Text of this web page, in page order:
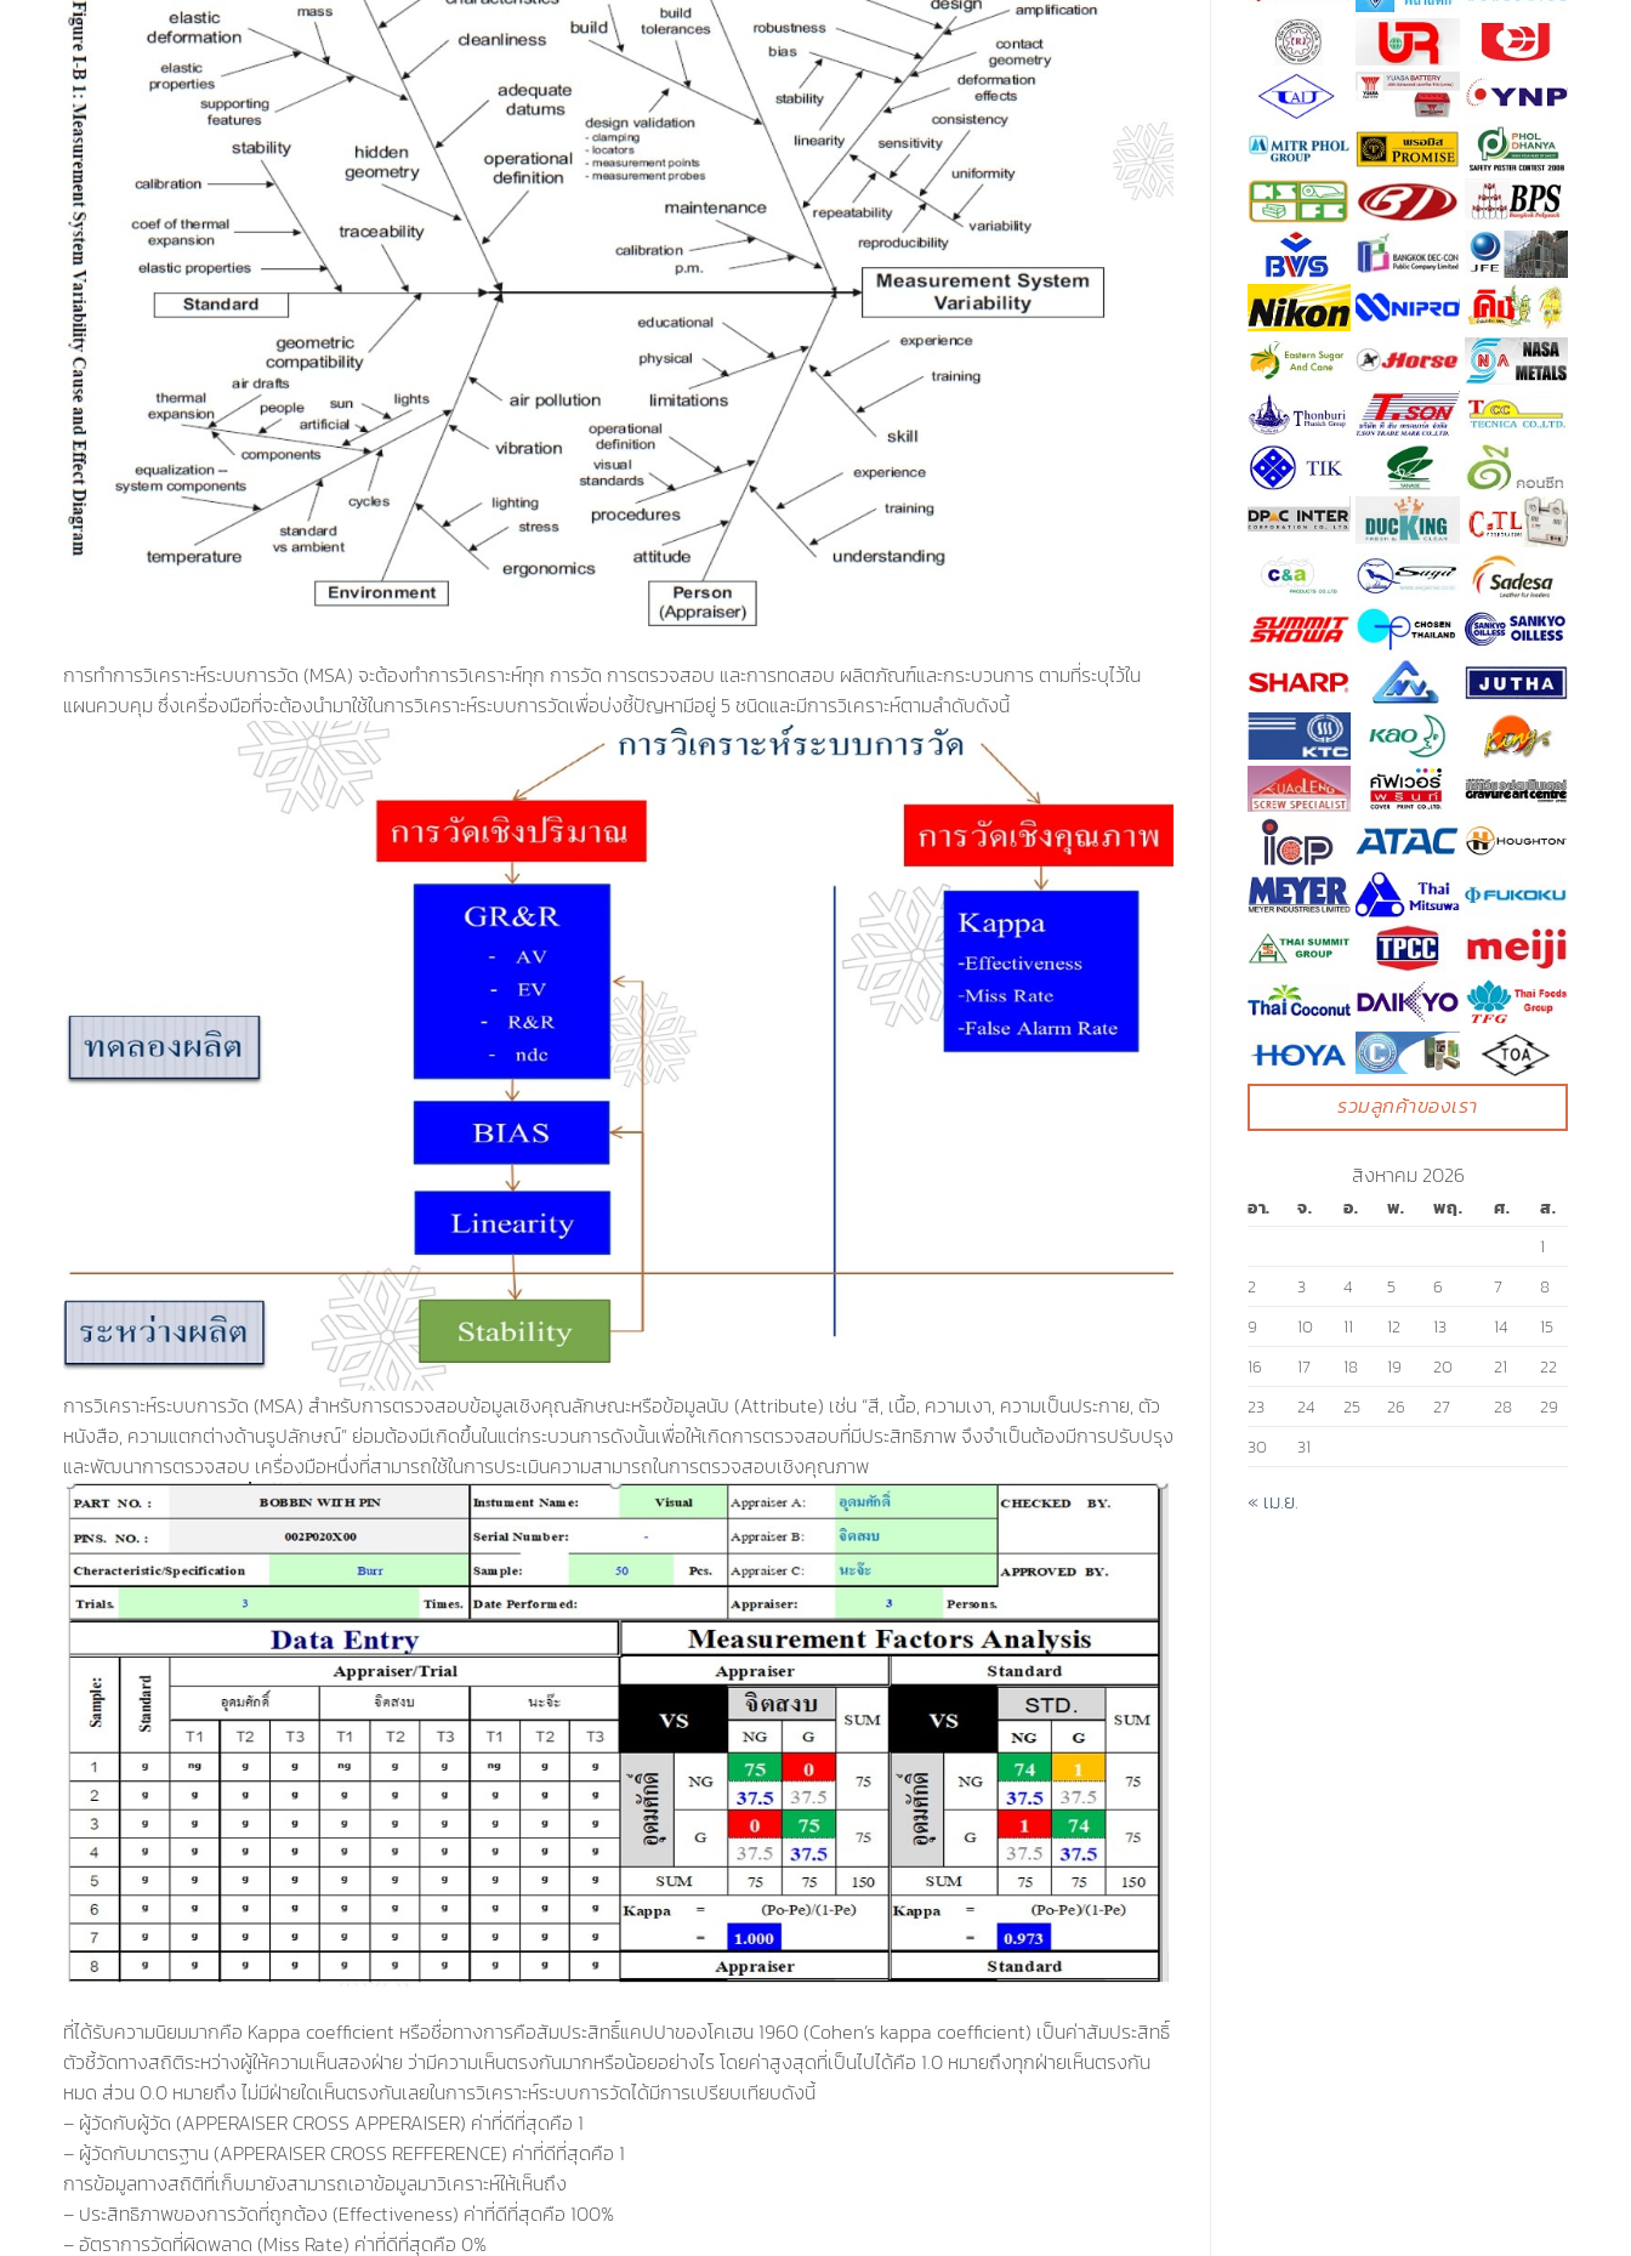
การทำการวิเคราะห์ระบบการวัด (MSA) จะต้องทำการวิเคราะห์ทุก การวัด การตรวจสอบ และการทดสอบ ผลิตภัณฑ์และกระบวนการ ตามที่ระบุไว้ใน
แผนควบคุม ซึ่งเครื่องมือที่จะต้องนำมาใช้ในการวิเคราะห์ระบบการวัดเพื่อบ่งชี้ปัญหามีอยู่ 5 ชนิดและมีการวิเคราะห์ตามลำดับดังนี้
การวิเคราะห์ระบบการวัด (MSA) สำหรับการตรวจสอบข้อมูลเชิงคุณลักษณะหรือข้อมูลนับ (Attribute) เช่น “สี, เนื้อ, ความเงา, ความเป็นประกาย, ตัว
หนังสือ, ความแตกต่างด้านรูปลักษณ์” ย่อมต้องมีเกิดขึ้นในแต่กระบวนการดังนั้นเพื่อให้เกิดการตรวจสอบที่มีประสิทธิภาพ จึงจำเป็นต้องมีการปรับปรุง
และพัฒนาการตรวจสอบ เครื่องมือหนึ่งที่สามารถใช้ในการประเมินความสามารถในการตรวจสอบเชิงคุณภาพ
ที่ได้รับความนิยมมากคือ Kappa coefficient หรือชื่อทางการคือสัมประสิทธิ์แคปปาของโคเฮน 1960 (Cohen’s kappa coefficient) เป็นค่าสัมประสิทธิ์
ตัวชี้วัดทางสถิติระหว่างผู้ให้ความเห็นสองฝ่าย ว่ามีความเห็นตรงกันมากหรือน้อยอย่างไร โดยค่าสูงสุดที่เป็นไปได้คือ 1.0 หมายถึงทุกฝ่ายเห็นตรงกัน
หมด ส่วน 0.0 หมายถึง ไม่มีฝ่ายใดเห็นตรงกันเลยในการวิเคราะห์ระบบการวัดได้มีการเปรียบเทียบดังนี้
– ผู้วัดกับผู้วัด (APPERAISER CROSS APPERAISER) ค่าที่ดีที่สุดคือ 1
– ผู้วัดกับมาตรฐาน (APPERAISER CROSS REFFERENCE) ค่าที่ดีที่สุดคือ 1
การข้อมูลทางสถิติที่เก็บมายังสามารถเอาข้อมูลมาวิเคราะห์ให้เห็นถึง
– ประสิทธิภาพของการวัดที่ถูกต้อง (Effectiveness) ค่าที่ดีที่สุดคือ 100%
– อัตราการวัดที่ผิดพลาด (Miss Rate) ค่าที่ดีที่สุดคือ 0%
รวมลูกค้าของเรา
สิงหาคม 2026
อา. จ. อ. พ. พฤ. ศ.
ส.
1
2
3 4 5 6 7
8
9
10 11 12 13 14
15
16
17 18 19 20 21
22
23
24 25 26 27 28
29
30
31
« เม.ย.